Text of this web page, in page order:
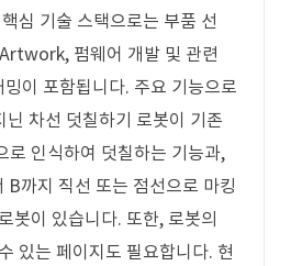
심 기술 스택으로는 부품 선
펌웨어 개발 및 관련
이 포함됩니다. 주요 기능으로
차선 덧칠하기 로봇이 기존
로 인식하여 덧칠하는 기능과,
B까지 직선 또는 점선으로 마킹
봇이 있습니다. 또한, 로봇의
있는 페이지도 필요합니다. 현